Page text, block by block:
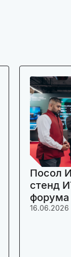
Посол
стенд
16.06.2026